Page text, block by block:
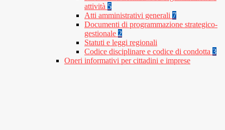
attività 5
Atti amministrativi generali 7
Documenti di programmazione strategico-
gestionale 2
Statuti e leggi regionali
Codice disciplinare e codice di condotta 3
Oneri informativi per cittadini e imprese